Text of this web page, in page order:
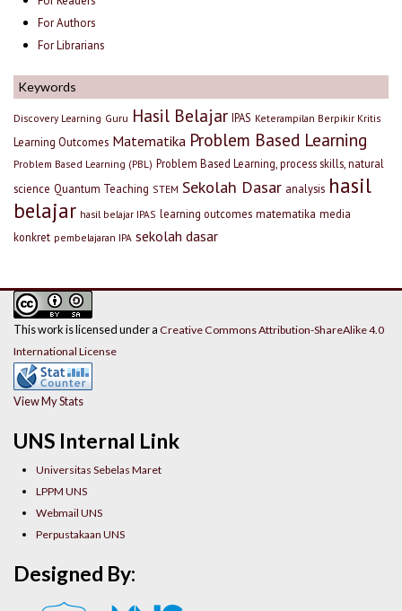
For Authors
For Librarians
Keywords
Discovery Learning Guru Hasil Belajar IPAS Keterampilan Berpikir Kritis
Learning Outcomes Matematika Problem Based Learning
Problem Based Learning (PBL) Problem Based Learning, process skills, natural
science Quantum Teaching STEM Sekolah Dasar analysis hasil
belajar hasil belajar IPAS learning outcomes matematika media
konkret pembelajaran IPA sekolah dasar
UNS Internal Link
Universitas Sebelas Maret
LPPM UNS
Webmail UNS
Perpustakaan UNS
This work is licensed under a Creative Commons Attribution-ShareAlike 4.0
International License
View My Stats
Designed By: